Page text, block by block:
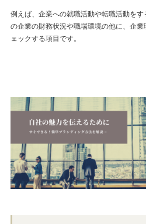
例えば、企業への就職活動や転職活動を
の企業の財務状況や職場環境の他に、企
ェックする項目です。